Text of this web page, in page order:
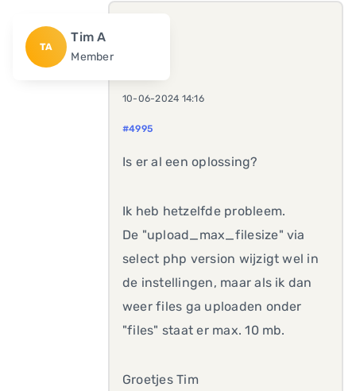
TA
Tim A
Member
10-06-2024 14:16
#4995
Is er al een oplossing?
Ik heb hetzelfde probleem.
De "upload_max_filesize" via
select php version wijzigt wel in
de instellingen, maar als ik dan
weer files ga uploaden onder
"files" staat er max. 10 mb.
Groetjes Tim